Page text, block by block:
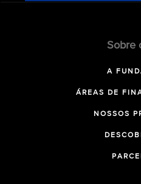
Sobre
A
ÁREAS DE
NOSSOS